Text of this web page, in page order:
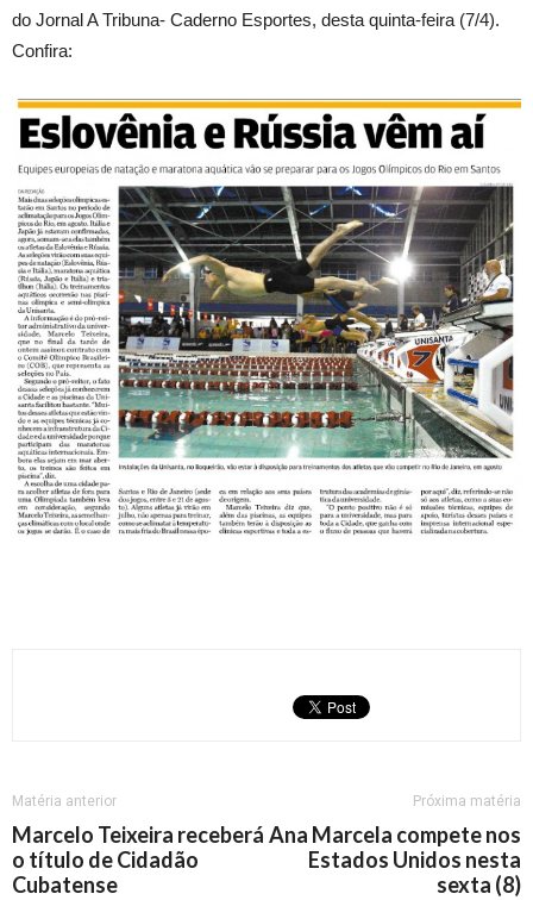
do Jornal A Tribuna- Caderno Esportes, desta quinta-feira (7/4).
Confira:
Matéria anterior
Marcelo Teixeira receberá
o título de Cidadão
Cubatense
Próxima matéria
Ana Marcela compete nos
Estados Unidos nesta
sexta (8)